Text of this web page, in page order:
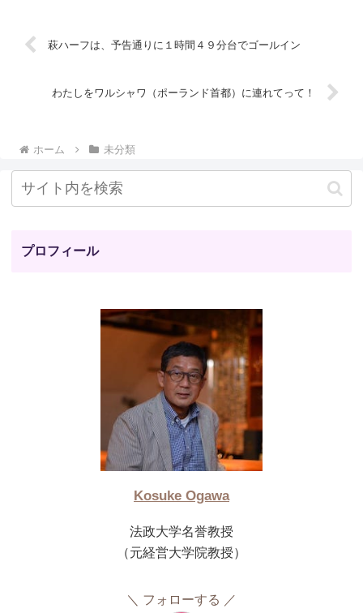
萩ハーフは、予告通りに１時間４９分台でゴールイン
わたしをワルシャワ（ポーランド首都）に連れてって！
ホーム 未分類
プロフィール
Kosuke Ogawa
法政大学名誉教授
（元経営大学院教授）
フォローする